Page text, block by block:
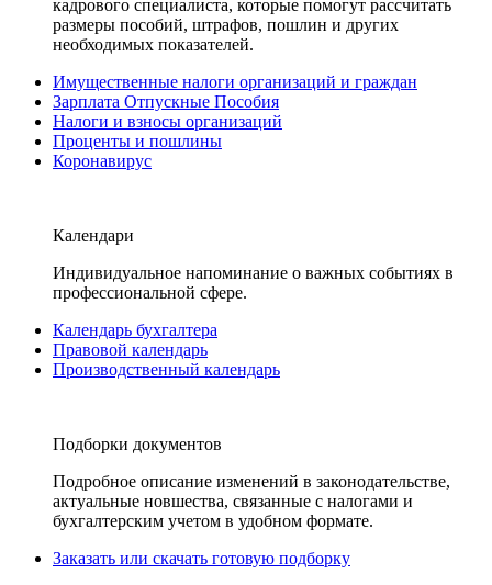
кадрового специалиста, которые помогут рассчитать
размеры пособий, штрафов, пошлин и других
необходимых показателей.
Имущественные налоги организаций и граждан
Зарплата Отпускные Пособия
Налоги и взносы организаций
Проценты и пошлины
Коронавирус
Календари
Индивидуальное напоминание о важных событиях в
профессиональной сфере.
Календарь бухгалтера
Правовой календарь
Производственный календарь
Подборки документов
Подробное описание изменений в законодательстве,
актуальные новшества, связанные с налогами и
бухгалтерским учетом в удобном формате.
Заказать или скачать готовую подборку